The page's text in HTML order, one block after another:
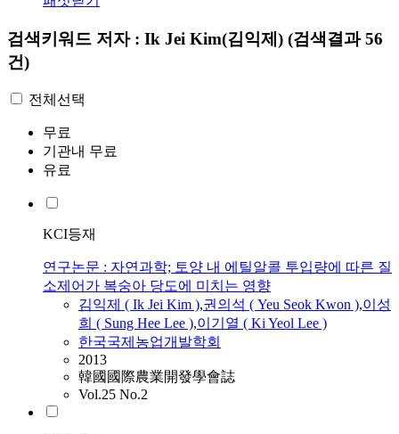
검색키워드 저자 : Ik Jei Kim(김익제) (검색결과 56
건)
전체선택
무료
기관내 무료
유료
KCI등재
연구논문 : 자연과학; 토양 내 에틸알콜 투입량에 따른 질
소제어가 복숭아 당도에 미치는 영향
김익제 ( Ik Jei Kim ),권의석 ( Yeu Seok Kwon ),이성
희 ( Sung Hee Lee ),이기열 ( KiYeol Lee )
한국국제농업개발학회
2013
韓國國際農業開發學會誌
Vol.25 No.2